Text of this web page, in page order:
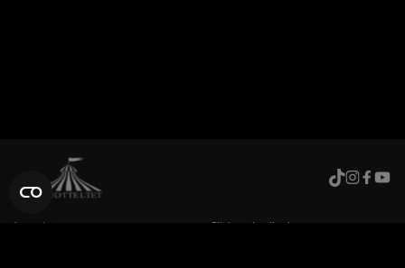
Levering Click and collect